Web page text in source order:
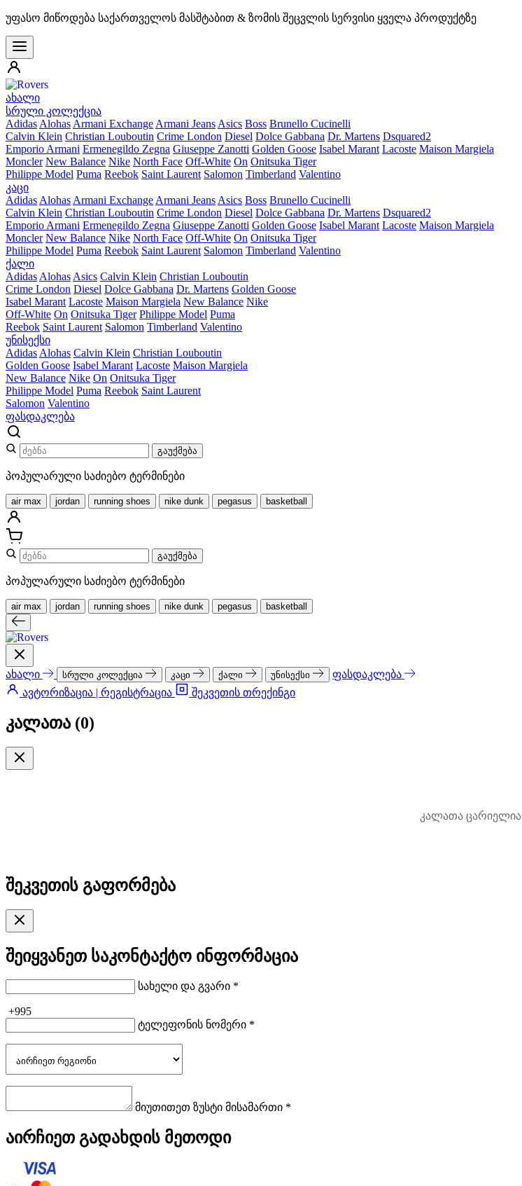
უფასო მიწოდება საქართველოს მასშტაბით & ზომის შეცვლის სერვისი ყველა პროდუქტზე
ახალი
სრული კოლექცია
Adidas Alohas Armani Exchange Armani Jeans Asics Boss Brunello Cucinelli
Calvin Klein Christian Louboutin Crime London Diesel Dolce Gabbana Dr. Martens Dsquared2
Emporio Armani Ermenegildo Zegna Giuseppe Zanotti Golden Goose Isabel Marant Lacoste Maison Margiela
Moncler New Balance Nike North Face Off-White On Onitsuka Tiger
Philippe Model Puma Reebok Saint Laurent Salomon Timberland Valentino
კაცი
Adidas Alohas Armani Exchange Armani Jeans Asics Boss Brunello Cucinelli
Calvin Klein Christian Louboutin Crime London Diesel Dolce Gabbana Dr. Martens Dsquared2
Emporio Armani Ermenegildo Zegna Giuseppe Zanotti Golden Goose Isabel Marant Lacoste Maison Margiela
Moncler New Balance Nike North Face Off-White On Onitsuka Tiger
Philippe Model Puma Reebok Saint Laurent Salomon Timberland Valentino
ქალი
Adidas Alohas Asics Calvin Klein Christian Louboutin
Crime London Diesel Dolce Gabbana Dr. Martens Golden Goose
Isabel Marant Lacoste Maison Margiela New Balance Nike
Off-White On Onitsuka Tiger Philippe Model Puma
Reebok Saint Laurent Salomon Timberland Valentino
უნისექსი
Adidas Alohas Calvin Klein Christian Louboutin
Golden Goose Isabel Marant Lacoste Maison Margiela
New Balance Nike On Onitsuka Tiger
Philippe Model Puma Reebok Saint Laurent
Salomon Valentino
ფასდაკლება
გაუქმება
პოპულარული საძიებო ტერმინები
air max jordan running shoes nike dunk pegasus basketball
გაუქმება
პოპულარული საძიებო ტერმინები
air max jordan running shoes nike dunk pegasus basketball
ახალი სრული კოლექცია კაცი ქალი უნისექსი
ფასდაკლება
ავტორიზაცია | რეგისტრაცია
შეკვეთის თრექინგი
კალათა (0)
კალათა ცარიელია
შეკვეთის გაფორმება
შეიყვანეთ საკონტაქტო ინფორმაცია
სახელი და გვარი *
+995
ტელეფონის ნომერი *
მიუთითეთ ზუსტი მისამართი *
აირჩიეთ გადახდის მეთოდი